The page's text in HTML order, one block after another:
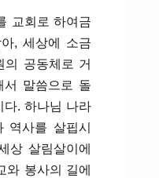
교회로 하여금
, 세상에 소금
의 공동체로 거
서 말씀으로 돌
다. 하나님 나라
역사를 살핍시
상 살림살이에
와 봉사의 길에